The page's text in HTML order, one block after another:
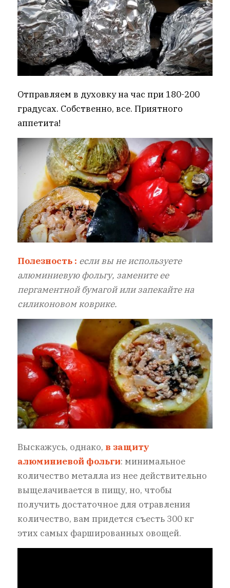
Отправляем в духовку на час при 180-200
градусах. Собственно, все. Приятного
аппетита!
Полезность : если вы не используете
алюминиевую фольгу, замените ее
пергаментной бумагой или запекайте на
силиконовом коврике.
Выскажусь, однако, в защиту
алюминиевой фольги: минимальное
количество металла из нее действительно
выщелачивается в пищу, но, чтобы
получить достаточное для отравления
количество, вам придется съесть 300 кг
этих самых фаршированных овощей.